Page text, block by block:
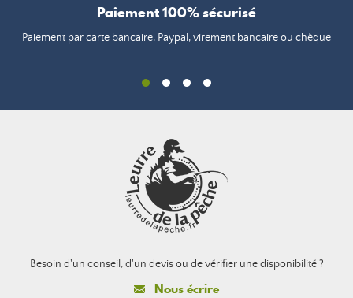
Paiement 100% sécurisé
Paiement par carte bancaire, Paypal, virement bancaire ou chèque
Besoin d'un conseil, d'un devis ou de vérifier une disponibilité ?
Nous écrire